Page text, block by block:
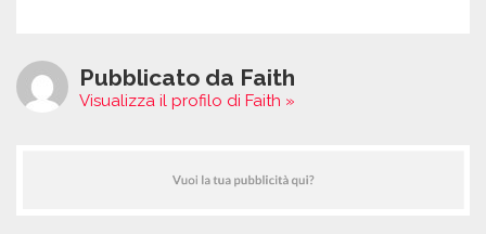
Pubblicato da Faith
Visualizza il profilo di Faith »